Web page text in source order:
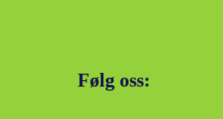
Følg oss: